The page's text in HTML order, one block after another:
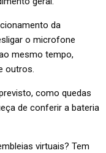
da
o microfone
mesmo tempo,
outros.
como quedas
de conferir a bateria
virtuais? Tem